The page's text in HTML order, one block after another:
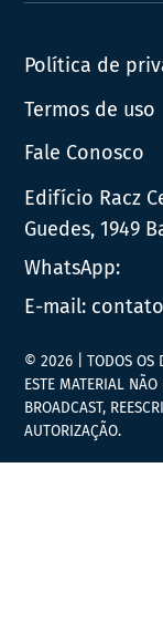
Política de
Termos de uso
Fale Conosco
Edifício Racz
Guedes, 1949
WhatsApp:
E-mail:
© 2026 | TODOS OS
ESTE MATERIAL
BROADCAST,
AUTORIZAÇÃO.